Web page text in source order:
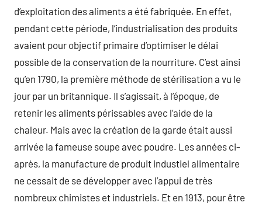
d’exploitation des aliments a été fabriquée. En effet,
pendant cette période, l’industrialisation des produits
avaient pour objectif primaire d’optimiser le délai
possible de la conservation de la nourriture. C’est ainsi
qu’en 1790, la première méthode de stérilisation a vu le
jour par un britannique. Il s’agissait, à l’époque, de
retenir les aliments périssables avec l’aide de la
chaleur. Mais avec la création de la garde était aussi
arrivée la fameuse soupe avec poudre. Les années ci-
après, la manufacture de produit industiel alimentaire
ne cessait de se développer avec l’appui de très
nombreux chimistes et industriels. Et en 1913, pour être